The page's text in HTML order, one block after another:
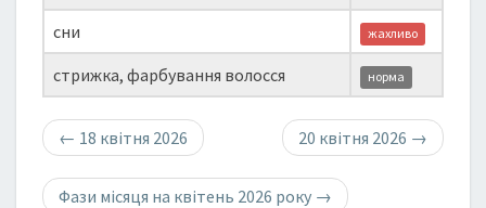
сни жахливо
стрижка, фарбування волосся норма
← 18 квітня 2026 20 квітня 2026 →
Фази місяця на квітень 2026 року →